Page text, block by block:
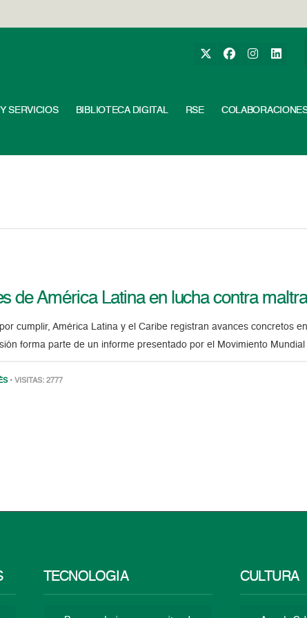
SERVICIOS BIBLIOTECA DIGITAL RSE
de América Latina en lucha contra
cumplir, América Latina y el Caribe registran avances concretos
forma parte de un informe presentado por el Movimiento Mundial
• VISITAS: 2777
TECNOLOGÍA CULTURA